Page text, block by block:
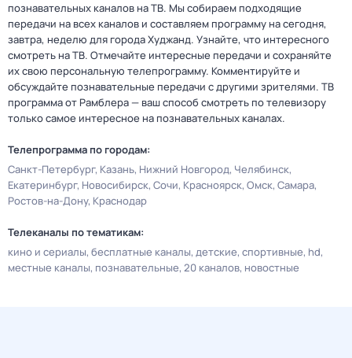
познавательных каналов на ТВ. Мы собираем подходящие
передачи на всех каналов и составляем программу на сегодня,
завтра, неделю для города Худжанд. Узнайте, что интересного
смотреть на ТВ. Отмечайте интересные передачи и сохраняйте
их свою персональную телепрограмму. Комментируйте и
обсуждайте познавательные передачи с другими зрителями. ТВ
программа от Рамблера — ваш способ смотреть по телевизору
только самое интересное на познавательных каналах.
Телепрограмма по городам:
Санкт-Петербург Казань Нижний Новгород Челябинск
Екатеринбург Новосибирск Сочи Красноярск Омск Самара
Ростов-на-Дону Краснодар
Телеканалы по тематикам:
кино и сериалы бесплатные каналы детские спортивные hd
местные каналы познавательные 20 каналов новостные